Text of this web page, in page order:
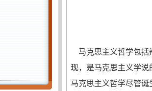
马克思主义哲学包括
现，是马克思主义学说
马克思主义哲学尽管